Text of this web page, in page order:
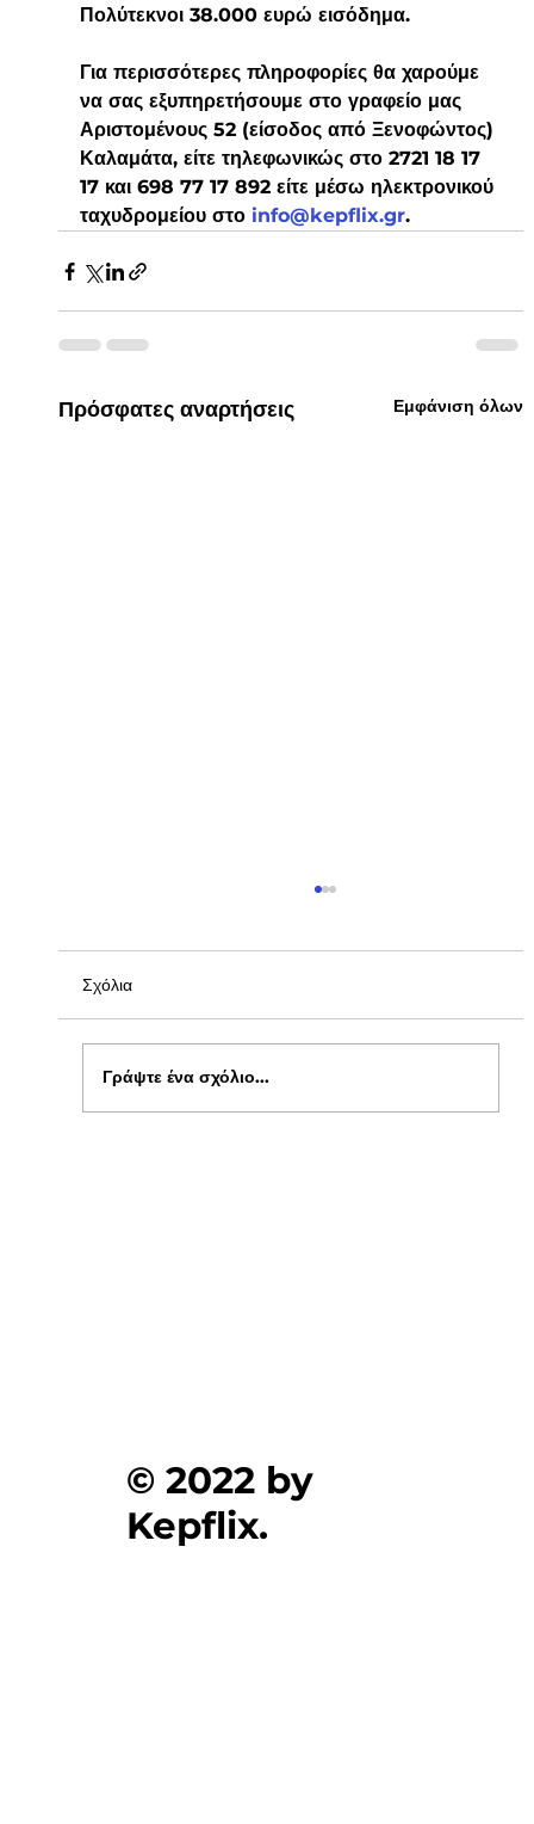
Πολύτεκνοι 38.000 ευρώ εισόδημα.
Για περισσότερες πληροφορίες θα χαρούμε
να σας εξυπηρετήσουμε στο γραφείο μας
Αριστομένους 52 (είσοδος από Ξενοφώντος)
Καλαμάτα, είτε τηλεφωνικώς στο 2721 18 17
17 και 698 77 17 892 είτε μέσω ηλεκτρονικού
ταχυδρομείου στο info@kepflix.gr.
Πρόσφατες αναρτήσεις Εμφάνιση όλων
Σχόλια
Γράψτε ένα σχόλιο...
© 2022 by
Kepflix.